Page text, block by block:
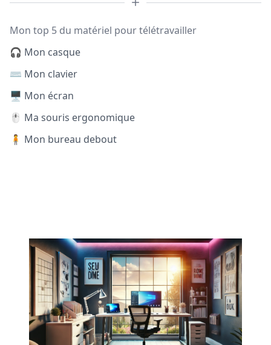
Mon top 5 du matériel pour télétravailler
🎧 Mon casque
⌨️ Mon clavier
🖥️ Mon écran
🖱️ Ma souris ergonomique
🧍 Mon bureau debout